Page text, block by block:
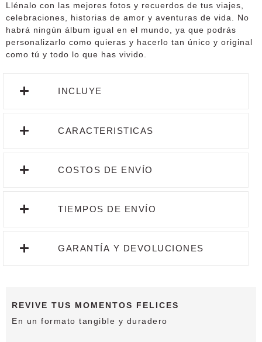
Llénalo con las mejores fotos y recuerdos de tus viajes,
celebraciones, historias de amor y aventuras de vida. No
habrá ningún álbum igual en el mundo, ya que podrás
personalizarlo como quieras y hacerlo tan único y original
como tú y todo lo que has vivido.
INCLUYE
CARACTERISTICAS
COSTOS DE ENVÍO
TIEMPOS DE ENVÍO
GARANTÍA Y DEVOLUCIONES
REVIVE TUS MOMENTOS FELICES
En un formato tangible y duradero